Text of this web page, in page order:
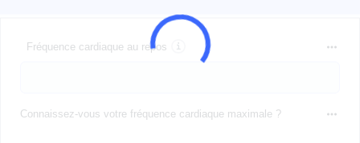
Fréquence cardiaque au repos
Connaissez-vous votre fréquence cardiaque maximale ?